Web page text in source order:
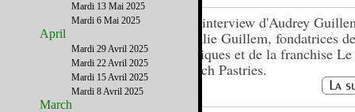
Une interview d'Audrey
Rosalie Guillem, fondatrices
boutiques et de la franchise
French Pastries.
Mardi 13 Mai 2025
Mardi 6 Mai 2025
April
Mardi 29 Avril 2025
Mardi 22 Avril 2025
Mardi 15 Avril 2025
Mardi 8 Avril 2025
March